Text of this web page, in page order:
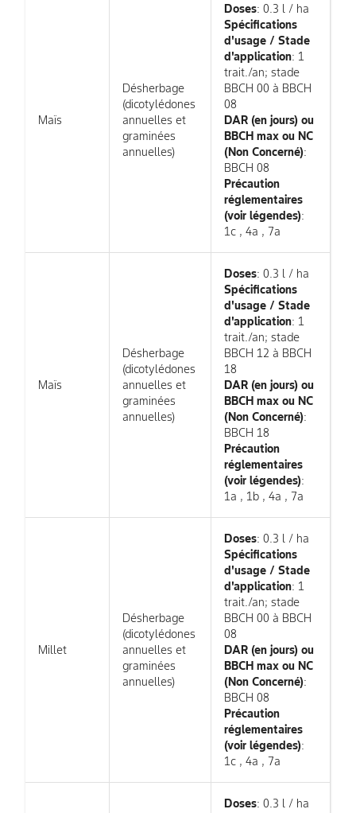
Maïs
Désherbage
(dicotylédones
annuelles et
graminées
annuelles)
Doses: 0.3 l / ha
Spécifications
d'usage / Stade
d'application: 1
trait./an; stade
BBCH 00 à BBCH
08
DAR (en jours) ou
BBCH max ou NC
(Non Concerné):
BBCH 08
Précaution
réglementaires
(voir légendes):
1c , 4a , 7a
Maïs
Désherbage
(dicotylédones
annuelles et
graminées
annuelles)
Doses: 0.3 l / ha
Spécifications
d'usage / Stade
d'application: 1
trait./an; stade
BBCH 12 à BBCH
18
DAR (en jours) ou
BBCH max ou NC
(Non Concerné):
BBCH 18
Précaution
réglementaires
(voir légendes):
1a , 1b , 4a , 7a
Millet
Désherbage
(dicotylédones
annuelles et
graminées
annuelles)
Doses: 0.3 l / ha
Spécifications
d'usage / Stade
d'application: 1
trait./an; stade
BBCH 00 à BBCH
08
DAR (en jours) ou
BBCH max ou NC
(Non Concerné):
BBCH 08
Précaution
réglementaires
(voir légendes):
1c , 4a , 7a
Doses: 0.3 l / ha